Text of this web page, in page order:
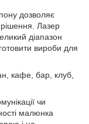
дозволяє
рішення. Лазер
діапазон
вироби для
кафе, бар, клуб,
чи
малюнка